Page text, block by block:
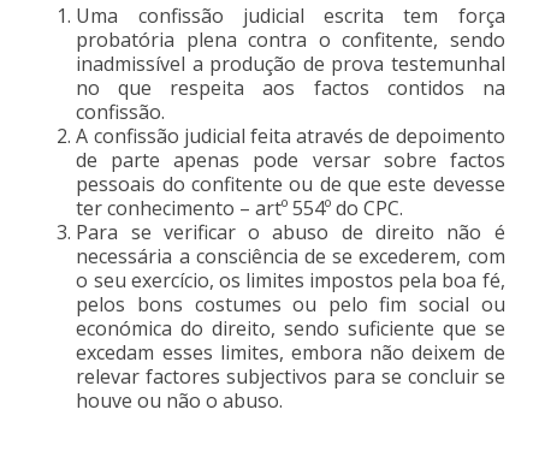
Uma confissão judicial escrita tem força
probatória plena contra o confitente, sendo
inadmissível a produção de prova testemunhal
no que respeita aos factos contidos na
confissão.
A confissão judicial feita através de depoimento
de parte apenas pode versar sobre factos
pessoais do confitente ou de que este devesse
ter conhecimento – artº 554º do CPC.
Para se verificar o abuso de direito não é
necessária a consciência de se excederem, com
o seu exercício, os limites impostos pela boa fé,
pelos bons costumes ou pelo fim social ou
económica do direito, sendo suficiente que se
excedam esses limites, embora não deixem de
relevar factores subjectivos para se concluir se
houve ou não o abuso.